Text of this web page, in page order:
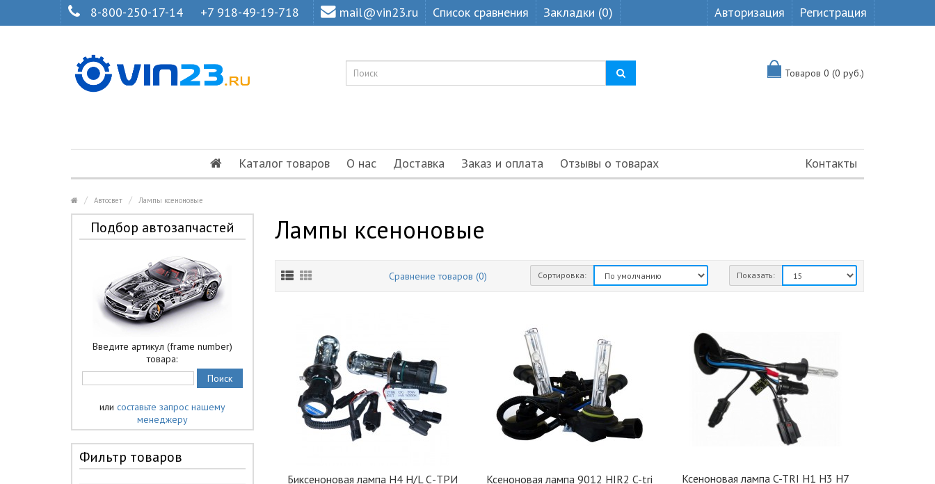
8-800-250-17-14 +7 918-49-19-718 mail@vin23.ru Список сравнения Закладки (0) Авторизация Регистрация
Товаров 0 (0 руб.)
Каталог товаров О нас Доставка Заказ и оплата Отзывы о товарах Контакты
Автосвет Лампы ксеноновые
Подбор автозапчастей
Введите артикул (frame number)
товара:
или составьте запрос нашему
менеджеру
Фильтр товаров
Лампы ксеноновые
Сравнение товаров (0) Сортировка: Показать:
Биксеноновая лампа H4 H/L С-ТРИ Ксеноновая лампа 9012 HIR2 C-tri
Ксеноновая лампа C-TRI Н1 Н3 H7